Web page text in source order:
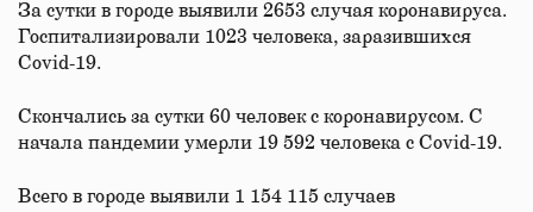
За сутки в городе выявили 2653 случая коронавируса.
Госпитализировали 1023 человека, заразившихся
Covid-19.
Скончались за сутки 60 человек с коронавирусом. С
начала пандемии умерли 19 592 человека с Covid-19.
Всего в городе выявили 1 154 115 случаев